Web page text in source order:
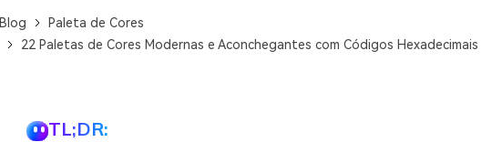
Blog
Paleta de Cores
22 Paletas de Cores Modernas e Aconchegantes com Códigos Hexadecimais
TL;DR: